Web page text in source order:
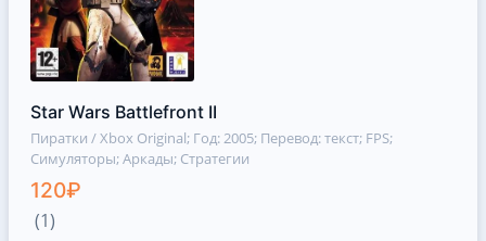
Star Wars Battlefront II
Пиратки / Xbox Original; Год: 2005; Перевод: текст; FPS;
Симуляторы; Аркады; Стратегии
120₽
(1)